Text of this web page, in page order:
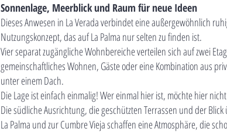
Sonnenlage, Meerblick und Raum für neue Ideen
Dieses Anwesen in La Verada verbindet eine außergewöhnlich
Nutzungskonzept, das auf La Palma nur selten zu finden ist.
Vier separat zugängliche Wohnbereiche verteilen sich auf zwei
gemeinschaftliches Wohnen, Gäste oder eine Kombination aus
unter einem Dach.
Die Lage ist einfach einmalig! Wer einmal hier ist, möchte
Die südliche Ausrichtung, die geschützten Terrassen und der
La Palma und zur Cumbre Vieja schaffen eine Atmosphäre, die